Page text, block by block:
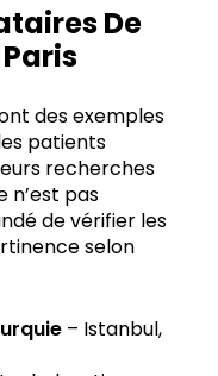
De
des exemples
patients
recherches
n’est pas
de vérifier les
selon
– Istanbul,